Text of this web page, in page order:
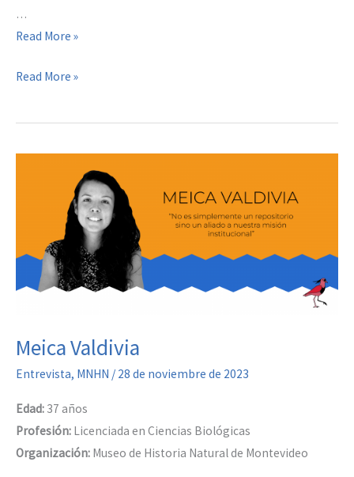
…
Mariana
Read More »
Mariana
Read More »
Meica Valdivia
Entrevista, MNHN / 28 de noviembre de 2023
Edad: 37 años
Profesión: Licenciada en Ciencias Biológicas
Organización: Museo de Historia Natural de Montevideo